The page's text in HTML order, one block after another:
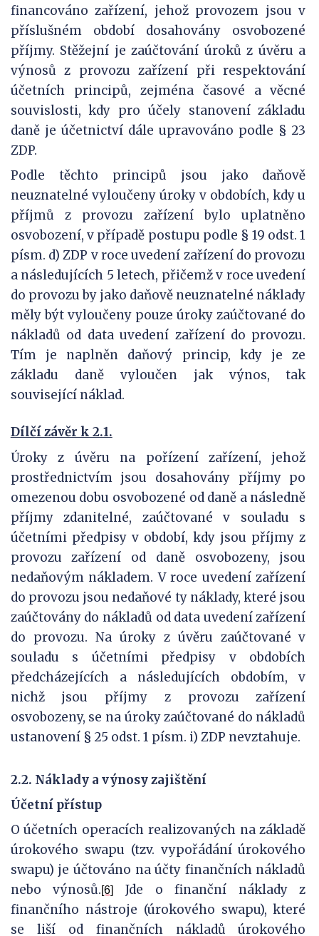
financováno zařízení, jehož provozem jsou v
příslušném období dosahovány osvobozené
příjmy. Stěžejní je zaúčtování úroků z úvěru a
výnosů z provozu zařízení při respektování
účetních principů, zejména časové a věcné
souvislosti, kdy pro účely stanovení základu
daně je účetnictví dále upravováno podle § 23
ZDP.
Podle těchto principů jsou jako daňově
neuznatelné vyloučeny úroky v obdobích, kdy u
příjmů z provozu zařízení bylo uplatněno
osvobození, v případě postupu podle § 19 odst. 1
písm. d) ZDP v roce uvedení zařízení do provozu
a následujících 5 letech, přičemž v roce uvedení
do provozu by jako daňově neuznatelné náklady
měly být vyloučeny pouze úroky zaúčtované do
nákladů od data uvedení zařízení do provozu.
Tím je naplněn daňový princip, kdy je ze
základu daně vyloučen jak výnos, tak
související náklad.
Dílčí závěr k 2.1.
Úroky z úvěru na pořízení zařízení, jehož
prostřednictvím jsou dosahovány příjmy po
omezenou dobu osvobozené od daně a následně
příjmy zdanitelné, zaúčtované v souladu s
účetními předpisy v období, kdy jsou příjmy z
provozu zařízení od daně osvobozeny, jsou
nedaňovým nákladem. V roce uvedení zařízení
do provozu jsou nedaňové ty náklady, které jsou
zaúčtovány do nákladů od data uvedení zařízení
do provozu. Na úroky z úvěru zaúčtované v
souladu s účetními předpisy v obdobích
předcházejících a následujících obdobím, v
nichž jsou příjmy z provozu zařízení
osvobozeny, se na úroky zaúčtované do nákladů
ustanovení § 25 odst. 1 písm. i) ZDP nevztahuje.
2.2. Náklady a výnosy zajištění
Účetní přístup
O účetních operacích realizovaných na základě
úrokového swapu (tzv. vypořádání úrokového
swapu) je účtováno na účty finančních nákladů
nebo výnosů.[6]
Jde o finanční náklady z
finančního nástroje (úrokového swapu), které
se liší od finančních nákladů úrokového